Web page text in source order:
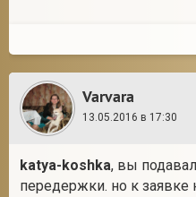
Varvara
13.05.2016 в 17:30
katya-koshka, вы
передержки. но к заявке